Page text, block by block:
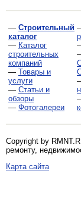
— Строительный
каталог
— Каталог
строительных
компаний
— Товары и
услуги
— Статьи и
обзоры
— Фотогалереи
Copyright by
ремонту,
Карта сайта